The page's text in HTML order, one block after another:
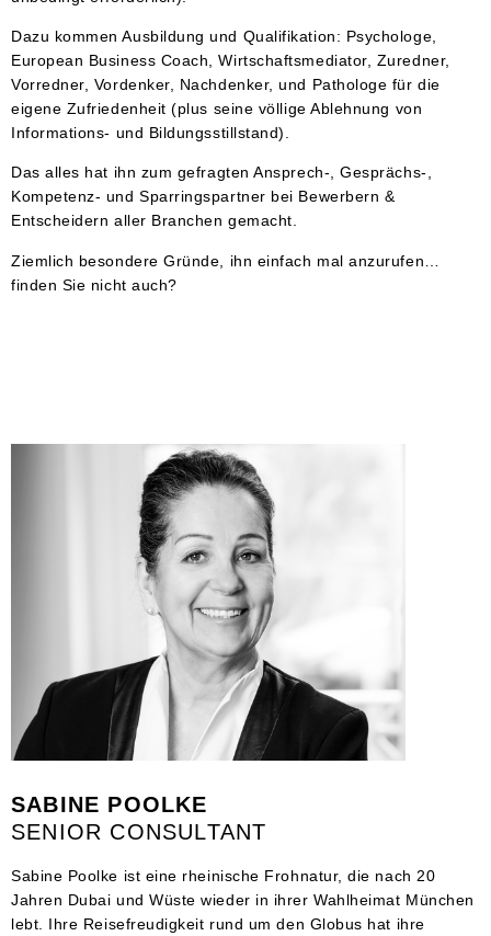
Dazu kommen Ausbildung und Qualifikation: Psychologe,
European Business Coach, Wirtschaftsmediator, Zuredner,
Vorredner, Vordenker, Nachdenker, und Pathologe für die
eigene Zufriedenheit (plus seine völlige Ablehnung von
Informations- und Bildungsstillstand).
Das alles hat ihn zum gefragten Ansprech-, Gesprächs-,
Kompetenz- und Sparringspartner bei Bewerbern &
Entscheidern aller Branchen gemacht.
Ziemlich besondere Gründe, ihn einfach mal anzurufen…
finden Sie nicht auch?
SABINE POOLKE
SENIOR CONSULTANT
Sabine Poolke ist eine rheinische Frohnatur, die nach 20
Jahren Dubai und Wüste wieder in ihrer Wahlheimat München
lebt. Ihre Reisefreudigkeit rund um den Globus hat ihre